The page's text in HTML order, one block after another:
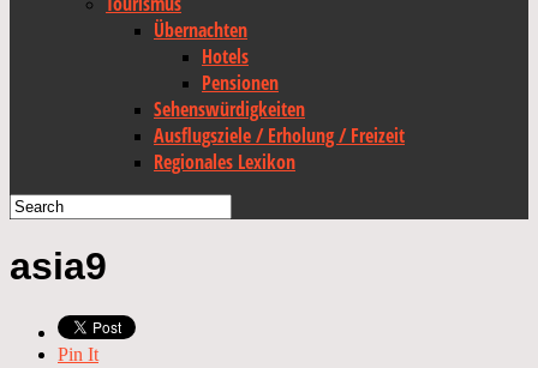
Übernachten
Hotels
Pensionen
Sehenswürdigkeiten
Ausflugsziele / Erholung / Freizeit
Regionales Lexikon
asia9
Pin It